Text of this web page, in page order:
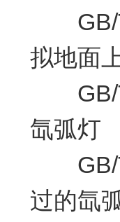
GB/T
拟地面
GB/T
氙弧灯
GB/T
过的氙